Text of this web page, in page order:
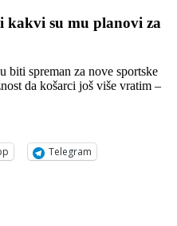
kakvi su mu planovi za
biti spreman za nove sportske
da košarci još više vratim –
Telegram